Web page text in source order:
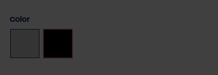
Seleccione
Color